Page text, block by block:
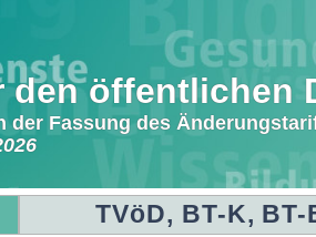
den öffentlichen
der Fassung des
TVöD, BT-K, BT-